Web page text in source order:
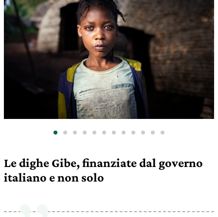
Le dighe Gibe, finanziate dal governo
italiano e non solo